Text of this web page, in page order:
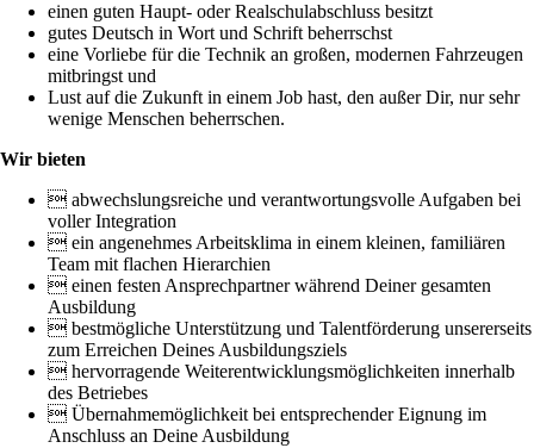
einen guten Haupt- oder Realschulabschluss besitzt
gutes Deutsch in Wort und Schrift beherrschst
eine Vorliebe für die Technik an großen, modernen Fahrzeugen
mitbringst und
Lust auf die Zukunft in einem Job hast, den außer Dir, nur sehr
wenige Menschen beherrschen.
Wir bieten
 abwechslungsreiche und verantwortungsvolle Aufgaben bei
voller Integration
 ein angenehmes Arbeitsklima in einem kleinen, familiären
Team mit flachen Hierarchien
 einen festen Ansprechpartner während Deiner gesamten
Ausbildung
 bestmögliche Unterstützung und Talentförderung unsererseits
zum Erreichen Deines Ausbildungsziels
 hervorragende Weiterentwicklungsmöglichkeiten innerhalb
des Betriebes
 Übernahmemöglichkeit bei entsprechender Eignung im
Anschluss an Deine Ausbildung